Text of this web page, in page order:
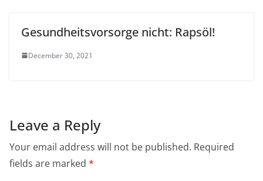
Gesundheitsvorsorge nicht: Rapsöl!
December 30, 2021
Leave a Reply
Your email address will not be published. Required
fields are marked *